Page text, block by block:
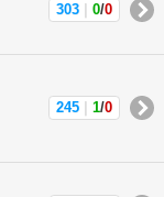
303 0/0
245 1/0